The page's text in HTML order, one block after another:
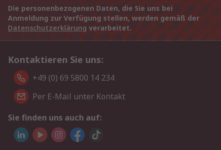
Die personenbezogenen Daten, die Sie uns bei
Anmeldung zur Verfügung stellen, werden gemäß der
Datenschutzerklärung verarbeitet.
Kontaktieren Sie uns:
+49 (0) 69 5800 14 234
Per E-Mail unter Kontakt
Sie finden uns auch auf: